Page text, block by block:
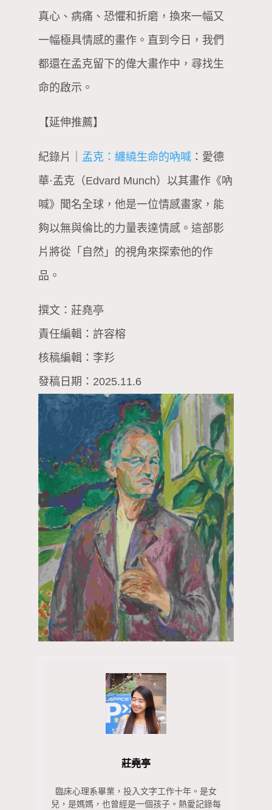
真心、病痛、恐懼和折磨，換來一幅又
一幅極具情感的畫作。直到今日，我們
都還在孟克留下的偉大畫作中，尋找生
命的啟示。
【延伸推薦】
紀錄片｜ 孟克：纏繞生命的吶喊：愛德
華·孟克（Edvard Munch）以其畫作《吶
喊》聞名全球，他是一位情感畫家，能
夠以無與倫比的力量表達情感。這部影
片將從「自然」的視角來探索他的作
品。
撰文：莊堯亭
責任編輯：許容榕
核稿編輯：李羏
發稿日期：2025.11.6
莊堯亭
臨床心理系畢業，投入文字工作十年。是女
兒，是媽媽，也曾經是一個孩子。熱愛記錄每